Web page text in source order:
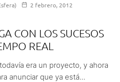
2 febrero, 2012
CON LOS SUCESOS
REAL
era un proyecto, y ahora
anunciar que ya está...